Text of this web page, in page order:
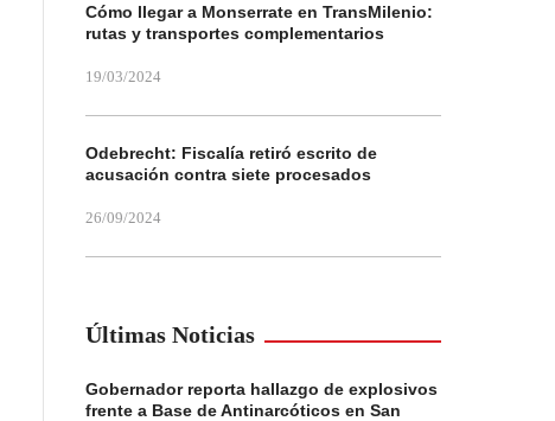
Cómo llegar a Monserrate en TransMilenio:
rutas y transportes complementarios
19/03/2024
Odebrecht: Fiscalía retiró escrito de
acusación contra siete procesados
26/09/2024
Últimas Noticias
Gobernador reporta hallazgo de explosivos
frente a Base de Antinarcóticos en San